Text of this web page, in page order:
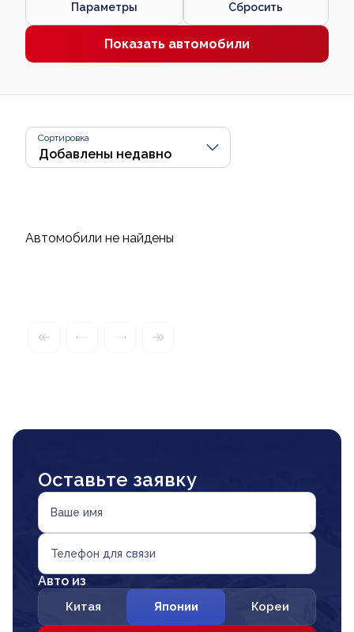
Параметры Сбросить
Показать автомобили
Сортировка
Автомобили не найдены
Оставьте заявку
Ваше имя
Телефон для связи
Авто из
Китая Японии Кореи